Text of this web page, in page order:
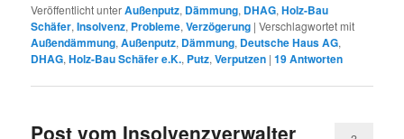
Veröffentlicht unterAußenputz, Dämmung, DHAG,Holz-Bau
Schäfer,Insolvenz, Probleme,Verzögerung |Verschlagwortet mit
Außendämmung,Außenputz, Dämmung, Deutsche Haus AG,
DHAG,Holz-Bau Schäfer e.K., Putz,Verputzen |19Antworten
Post vom Insolvenzverwalter